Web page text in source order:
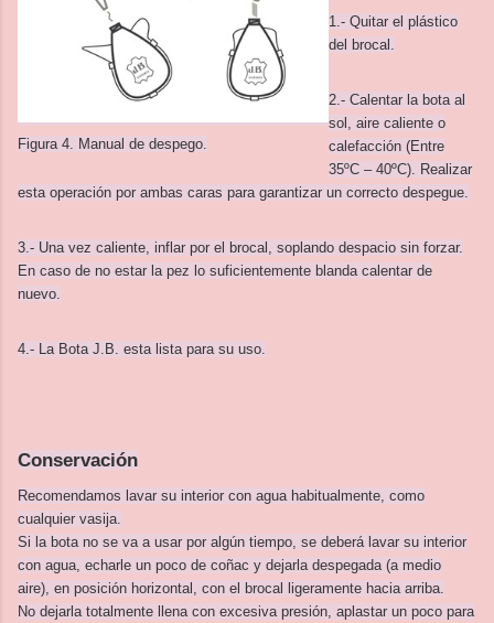
Figura 4. Manual de despego.
1.- Quitar el plástico
del brocal.
2.- Calentar la bota al
sol, aire caliente o
calefacción (Entre
35ºC – 40ºC). Realizar
esta operación por ambas caras para garantizar un correcto despegue.
3.- Una vez caliente, inflar por el brocal, soplando despacio sin forzar.
En caso de no estar la pez lo suficientemente blanda calentar de
nuevo.
4.- La Bota J.B. esta lista para su uso.
Conservación
Recomendamos lavar su interior con agua habitualmente, como
cualquier vasija.
Si la bota no se va a usar por algún tiempo, se deberá lavar su interior
con agua, echarle un poco de coñac y dejarla despegada (a medio
aire), en posición horizontal, con el brocal ligeramente hacia arriba.
No dejarla totalmente llena con excesiva presión, aplastar un poco para